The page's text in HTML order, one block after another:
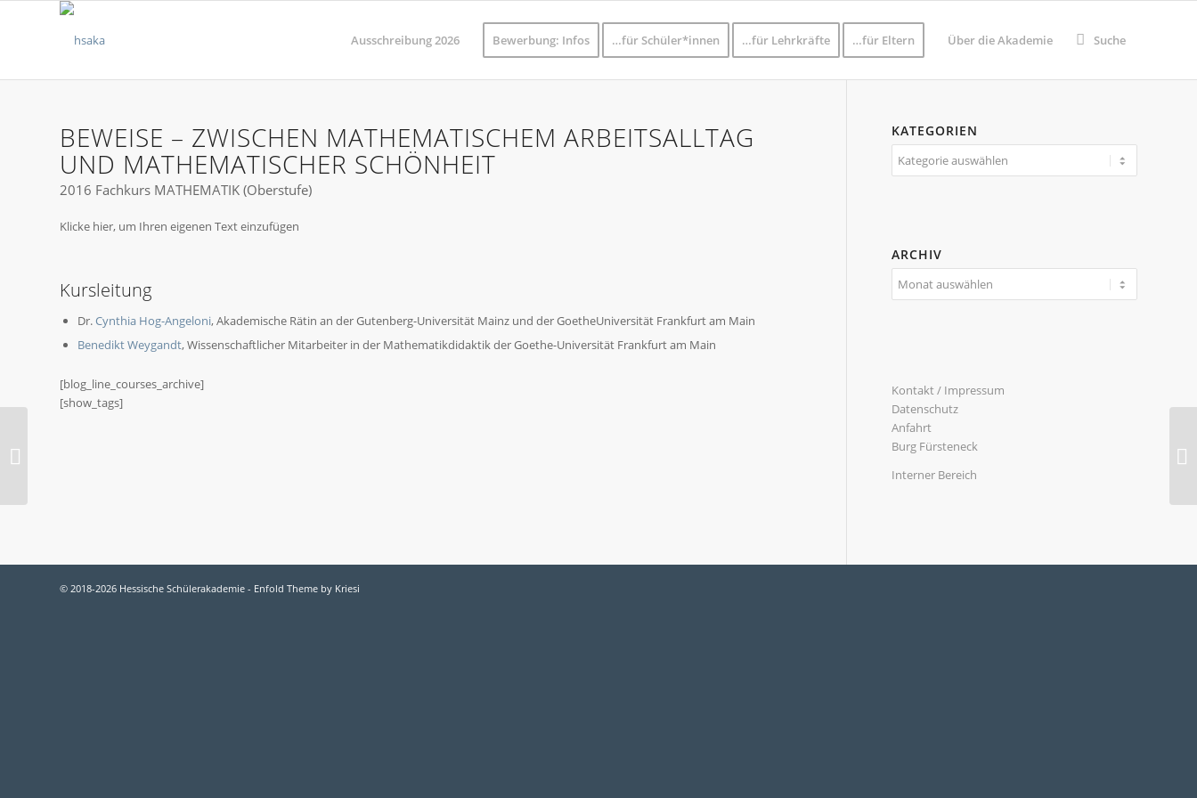
Ausschreibung 2026 Bewerbung: Infos …für Schüler*innen …für Lehrkräfte …für Eltern Über die Akademie Suche
BEWEISE – ZWISCHEN MATHEMATISCHEM ARBEITSALLTAG
UND MATHEMATISCHER SCHÖNHEIT
2016 Fachkurs MATHEMATIK (Oberstufe)
Klicke hier, um Ihren eigenen Text einzufügen
Kursleitung
Dr.Cynthia Hog-Angeloni, Akademische Rätin an der Gutenberg-Universität Mainz und der GoetheUniversität Frankfurt am Main
Benedikt Weygandt, Wissenschaftlicher Mitarbeiter in der Mathematikdidaktik der Goethe-Universität Frankfurt am Main
[blog_line_courses_archive]
[show_tags]
KATEGORIEN
Kategorien
ARCHIV
Kontakt / Impressum
Datenschutz
Anfahrt
Burg Fürsteneck
Interner Bereich
© 2018-2026 Hessische Schülerakademie - Enfold Theme by Kriesi